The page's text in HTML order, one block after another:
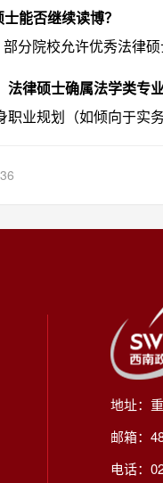
能否继续读博？
分院校允许优秀法律
法律硕士确属法学类专
职业规划（如倾向于实
地址：
邮箱：
电话：